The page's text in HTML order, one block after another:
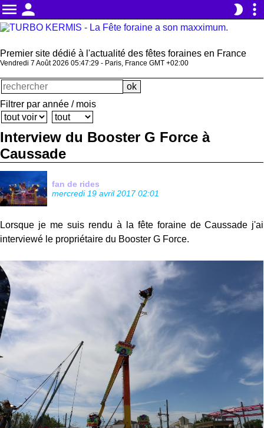
menu person brightness_2 more_vert
Premier site dédié à l'actualité des fêtes foraines en France
Vendredi 7 Août 2026 05:47:30 - Paris, France GMT +02:00
Filtrer par année / mois
Interview du Booster G Force à
Caussade
fan de rides
mercredi 19 avril 2017 02:01
Lorsque je me suis rendu à la fête foraine de Caussade j'ai
interviewé le propriétaire du Booster G Force.